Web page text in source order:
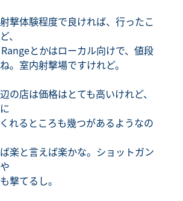
撃体験程度で良ければ、行ったこ
、
とかはローカル向けで、値段
。室内射撃場ですけれど。
の店は価格はとても高いけれど、
れるところも幾つがあるようなの
楽と言えば楽かな。ショットガン
撃てるし。